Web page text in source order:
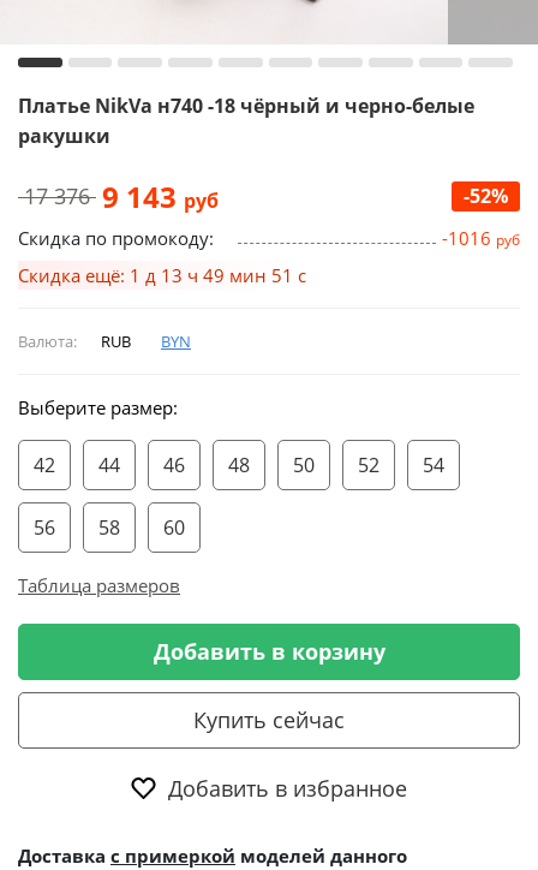
Платье NikVa н740 -18 чёрный и черно-белые
ракушки
17 376 9 143 руб -52%
Скидка по промокоду: -1016 руб
Скидка ещё: 1 д 13 ч 49 мин 50 с
Валюта: RUB BYN
Выберите размер:
42 44 46 48 50 52 54
56 58 60
Таблица размеров
Добавить в корзину
Купить сейчас
Добавить в избранное
Доставка с примеркой моделей данного